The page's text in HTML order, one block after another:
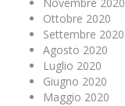
Ottobre 2020
Settembre 2020
Agosto 2020
Luglio 2020
Giugno 2020
Maggio 2020